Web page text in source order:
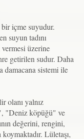
içme suyudur.
suyun tadını
vermesi üzerine
getirilen sudur. Daha
damacana sistemi ile
olanı yalnız
"Deniz köpüğü" ve
değerini, rengini,
Lületaşı,